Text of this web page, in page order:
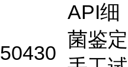
50430
API细
菌鉴定